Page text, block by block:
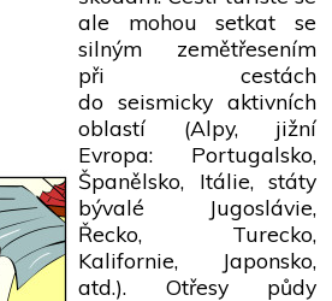
ale mohou setkat se
silným zemětřesením
při cestách
do seismicky aktivních
oblastí (Alpy, jižní
Evropa: Portugalsko,
Španělsko, Itálie, státy
bývalé Jugoslávie,
Řecko, Turecko,
Kalifornie, Japonsko,
atd.). Otřesy půdy